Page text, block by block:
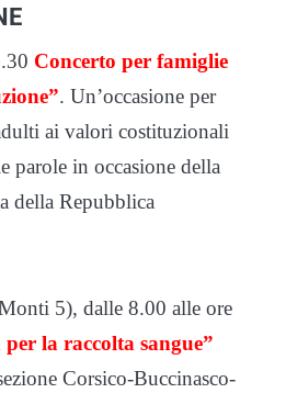
Concerto per famiglie
. Un’occasione per
ai valori costituzionali
parole in occasione della
della Repubblica
5), dalle 8.00 alle ore
per la raccolta sangue”
Corsico-Buccinasco-